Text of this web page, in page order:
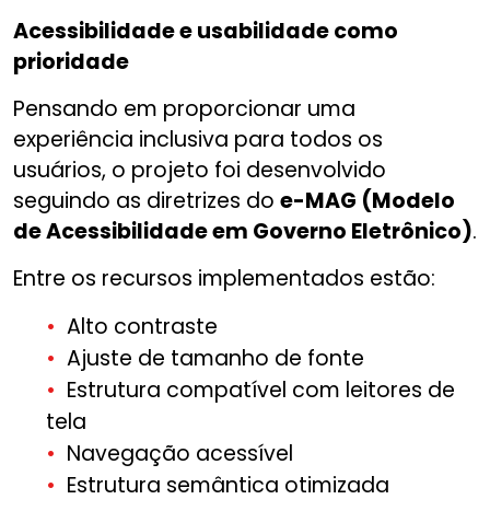
Acessibilidade e usabilidade como
prioridade
Pensando em proporcionar uma
experiência inclusiva para todos os
usuários, o projeto foi desenvolvido
seguindo as diretrizes do e-MAG (Modelo
de Acessibilidade em Governo Eletrônico).
Entre os recursos implementados estão:
Alto contraste
Ajuste de tamanho de fonte
Estrutura compatível com leitores de
tela
Navegação acessível
Estrutura semântica otimizada